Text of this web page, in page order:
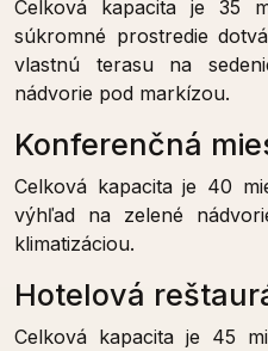
Celková kapacita je 35
súkromné prostredie
vlastnú terasu na
nádvorie pod markízou.
Konferenčná
Celková kapacita je 40
výhľad na zelené
klimatizáciou.
Hotelová
Celková kapacita je 45